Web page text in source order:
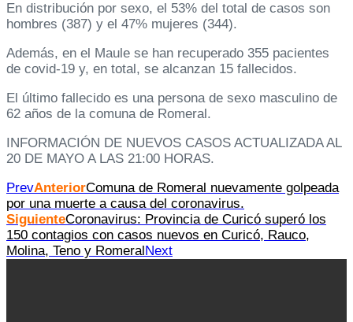
En distribución por sexo, el 53% del total de casos son
hombres (387) y el 47% mujeres (344).
Además, en el Maule se han recuperado 355 pacientes
de covid-19 y, en total, se alcanzan 15 fallecidos.
El último fallecido es una persona de sexo masculino de
62 años de la comuna de Romeral.
INFORMACIÓN DE NUEVOS CASOS ACTUALIZADA AL
20 DE MAYO A LAS 21:00 HORAS.
PrevAnteriorComuna de Romeral nuevamente golpeada
por una muerte a causa del coronavirus.
SiguienteCoronavirus: Provincia de Curicó superó los
150 contagios con casos nuevos en Curicó, Rauco,
Molina, Teno y RomeralNext